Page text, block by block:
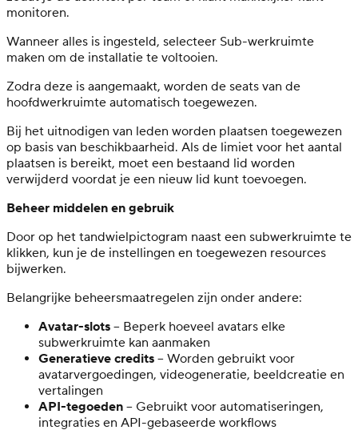
monitoren.
Wanneer alles is ingesteld, selecteer Sub-werkruimte
maken om de installatie te voltooien.
Zodra deze is aangemaakt, worden de seats van de
hoofdwerkruimte automatisch toegewezen.
Bij het uitnodigen van leden worden plaatsen toegewezen
op basis van beschikbaarheid. Als de limiet voor het aantal
plaatsen is bereikt, moet een bestaand lid worden
verwijderd voordat je een nieuw lid kunt toevoegen.
Beheer middelen en gebruik
Door op het tandwielpictogram naast een subwerkruimte te
klikken, kun je de instellingen en toegewezen resources
bijwerken.
Belangrijke beheersmaatregelen zijn onder andere:
Avatar-slots – Beperk hoeveel avatars elke
subwerkruimte kan aanmaken
Generatieve credits – Worden gebruikt voor
avatarvergoedingen, videogeneratie, beeldcreatie en
vertalingen
API-tegoeden – Gebruikt voor automatiseringen,
integraties en API-gebaseerde workflows